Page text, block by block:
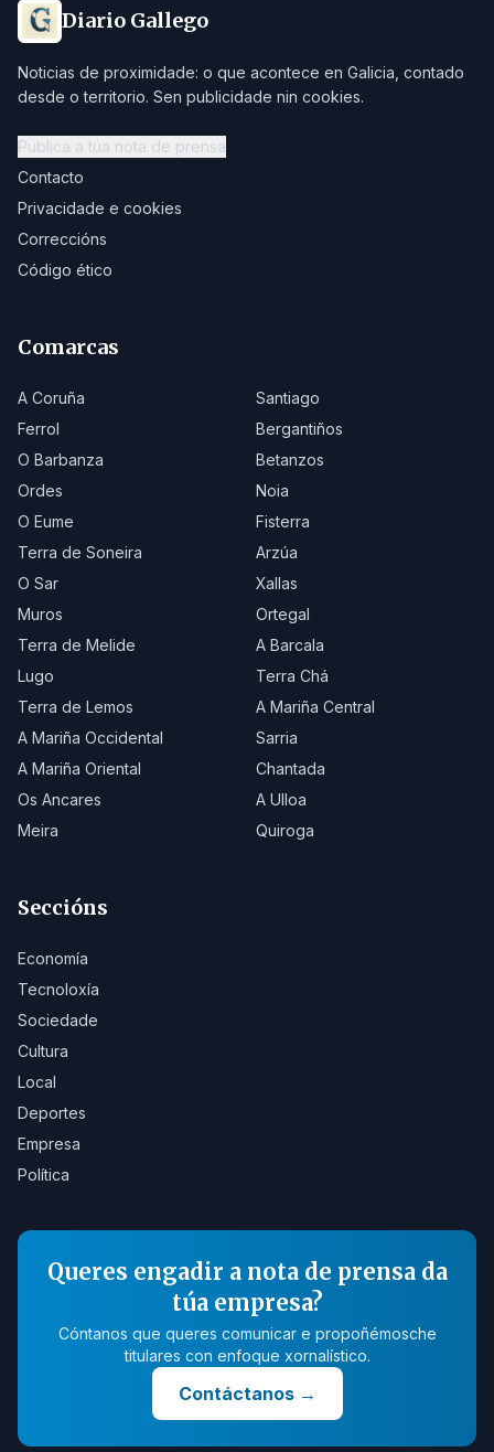
Diario Gallego
Noticias de proximidade: o que acontece en Galicia, contado
desde o territorio. Sen publicidade nin cookies.
Publica a túa nota de prensa
Contacto
Privacidade e cookies
Correccións
Código ético
Comarcas
A Coruña
Santiago
Ferrol
Bergantiños
O Barbanza
Betanzos
Ordes
Noia
O Eume
Fisterra
Terra de Soneira
Arzúa
O Sar
Xallas
Muros
Ortegal
Terra de Melide
A Barcala
Lugo
Terra Chá
Terra de Lemos
A Mariña Central
A Mariña Occidental
Sarria
A Mariña Oriental
Chantada
Os Ancares
A Ulloa
Meira
Quiroga
Seccións
Economía
Tecnoloxía
Sociedade
Cultura
Local
Deportes
Empresa
Política
Queres engadir a nota de prensa da
túa empresa?
Cóntanos que queres comunicar e propoñémosche
titulares con enfoque xornalístico.
Contáctanos→